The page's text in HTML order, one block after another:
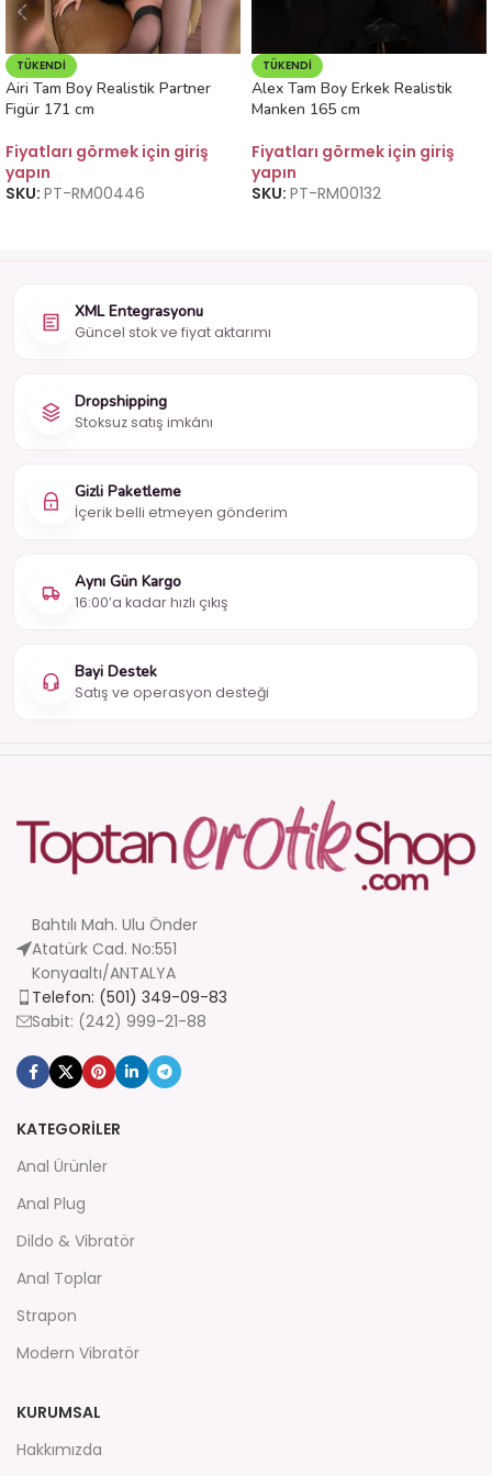
TÜKENDI
Airi Tam Boy Realistik Partner
Figür 171 cm
Fiyatları görmek için giriş
yapın
SKU: PT-RM00446
TÜKENDI
Alex Tam Boy Erkek Realistik
Manken 165 cm
Fiyatları görmek için giriş
yapın
SKU: PT-RM00132
XML Entegrasyonu
Güncel stok ve fiyat aktarımı
Dropshipping
Stoksuz satış imkânı
Gizli Paketleme
İçerik belli etmeyen gönderim
Aynı Gün Kargo
16:00’a kadar hızlı çıkış
Bayi Destek
Satış ve operasyon desteği
Bahtılı Mah. Ulu Önder
Atatürk Cad. No:551
Konyaaltı/ANTALYA
Telefon: (501) 349-09-83
Sabit: (242) 999-21-88
KATEGORİLER
Anal Ürünler
Anal Plug
Dildo & Vibratör
Anal Toplar
Strapon
Modern Vibratör
KURUMSAL
Hakkımızda